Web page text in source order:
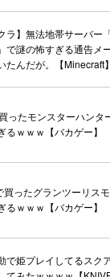
ラ】無法地帯サーバー
で謎の怖すぎる通告メ
たんだが。【Minecraft】
ったモンスターハンタ
るｗｗｗ【バカゲー】
買ったグランツーリス
るｗｗｗ【バカゲー】
で姫プレイしてるスク